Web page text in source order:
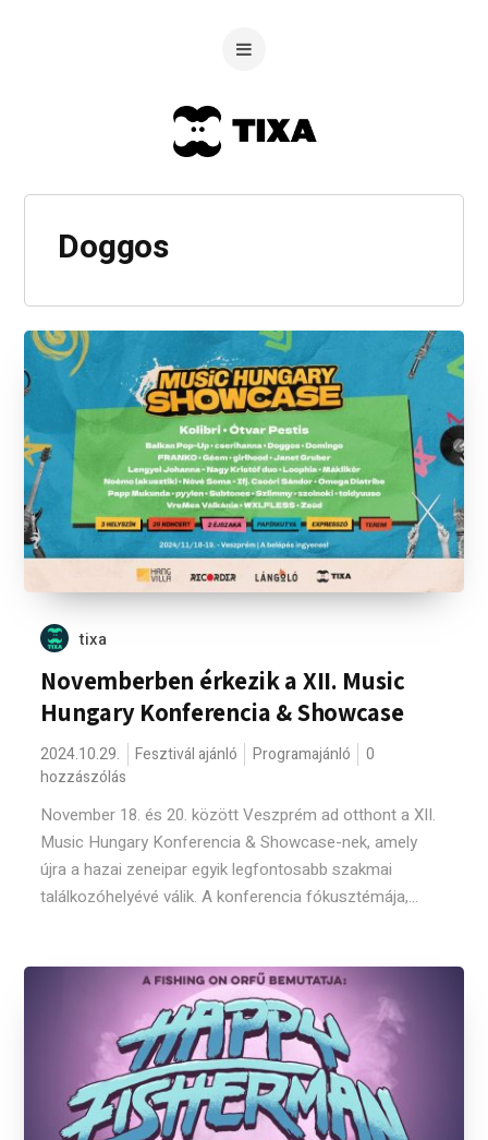
Doggos
tixa
Novemberben érkezik a XII. Music
Hungary Konferencia & Showcase
2024.10.29. Fesztivál ajánló Programajánló
0
hozzászólás
November 18. és 20. között Veszprém ad otthont a XII.
Music Hungary Konferencia & Showcase-nek, amely
újra a hazai zeneipar egyik legfontosabb szakmai
találkozóhelyévé válik. A konferencia fókusztémája,...